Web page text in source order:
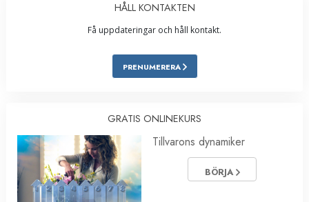
HÅLL KONTAKTEN
Få uppdateringar och håll kontakt.
PRENUMERERA
GRATIS ONLINEKURS
Tillvarons dynamiker
BÖRJA